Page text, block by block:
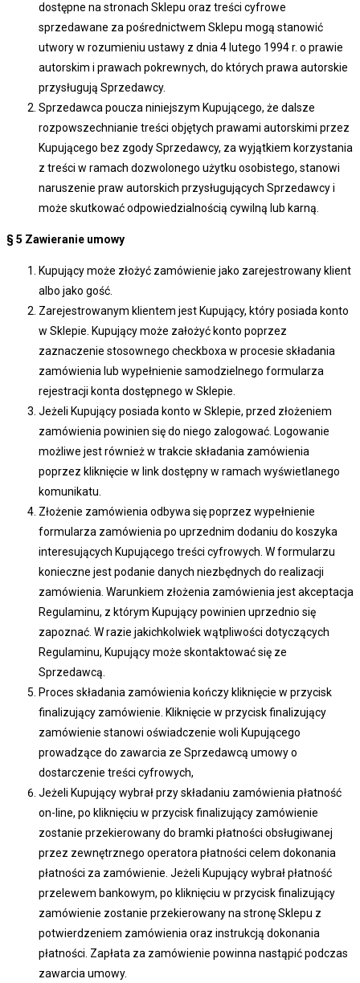
dostępne na stronach Sklepu oraz treści cyfrowe
sprzedawane za pośrednictwem Sklepu mogą stanowić
utwory w rozumieniu ustawy z dnia 4 lutego 1994 r. o prawie
autorskim i prawach pokrewnych, do których prawa autorskie
przysługują Sprzedawcy.
Sprzedawca poucza niniejszym Kupującego, że dalsze
rozpowszechnianie treści objętych prawami autorskimi przez
Kupującego bez zgody Sprzedawcy, za wyjątkiem korzystania
z treści w ramach dozwolonego użytku osobistego, stanowi
naruszenie praw autorskich przysługujących Sprzedawcy i
może skutkować odpowiedzialnością cywilną lub karną.
§ 5 Zawieranie umowy
Kupujący może złożyć zamówienie jako zarejestrowany klient
albo jako gość.
Zarejestrowanym klientem jest Kupujący, który posiada konto
w Sklepie. Kupujący może założyć konto poprzez
zaznaczenie stosownego checkboxa w procesie składania
zamówienia lub wypełnienie samodzielnego formularza
rejestracji konta dostępnego w Sklepie.
Jeżeli Kupujący posiada konto w Sklepie, przed złożeniem
zamówienia powinien się do niego zalogować. Logowanie
możliwe jest również w trakcie składania zamówienia
poprzez kliknięcie w link dostępny w ramach wyświetlanego
komunikatu.
Złożenie zamówienia odbywa się poprzez wypełnienie
formularza zamówienia po uprzednim dodaniu do koszyka
interesujących Kupującego treści cyfrowych. W formularzu
konieczne jest podanie danych niezbędnych do realizacji
zamówienia. Warunkiem złożenia zamówienia jest akceptacja
Regulaminu, z którym Kupujący powinien uprzednio się
zapoznać. W razie jakichkolwiek wątpliwości dotyczących
Regulaminu, Kupujący może skontaktować się ze
Sprzedawcą.
Proces składania zamówienia kończy kliknięcie w przycisk
finalizujący zamówienie. Kliknięcie w przycisk finalizujący
zamówienie stanowi oświadczenie woli Kupującego
prowadzące do zawarcia ze Sprzedawcą umowy o
dostarczenie treści cyfrowych,
Jeżeli Kupujący wybrał przy składaniu zamówienia płatność
on-line, po kliknięciu w przycisk finalizujący zamówienie
zostanie przekierowany do bramki płatności obsługiwanej
przez zewnętrznego operatora płatności celem dokonania
płatności za zamówienie. Jeżeli Kupujący wybrał płatność
przelewem bankowym, po kliknięciu w przycisk finalizujący
zamówienie zostanie przekierowany na stronę Sklepu z
potwierdzeniem zamówienia oraz instrukcją dokonania
płatności. Zapłata za zamówienie powinna nastąpić podczas
zawarcia umowy.